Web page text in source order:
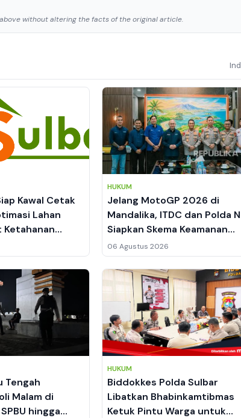
without altering the facts of the original article.
Kawal Cetak
Lahan
HUKUM
Jelang MotoGP 2026 di
Mandalika, ITDC dan Polda
Siapkan Skema Keamanan
hingga Manajemen Lalu
06 Agustus 2026
Tengah
Malam di
hingga
HUKUM
Biddokkes Polda Sulbar
Libatkan Bhabinkamtibmas
Ketuk Pintu Warga untuk